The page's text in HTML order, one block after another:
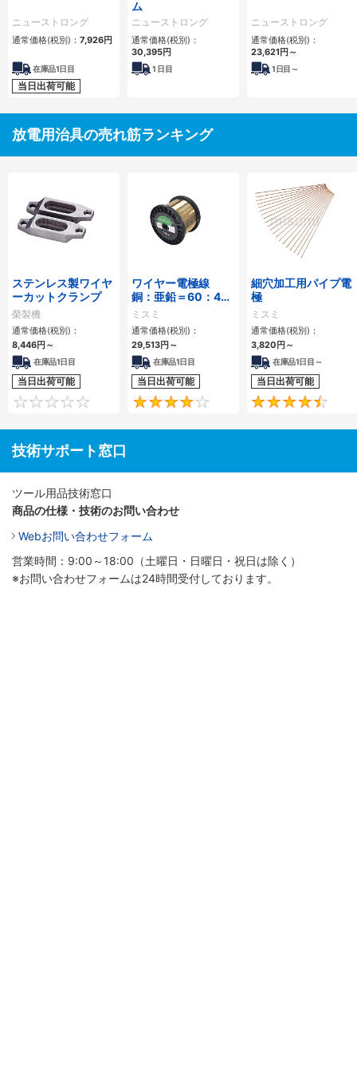
ニューストロング
通常価格(税別)： 7,926円
在庫品1日目
当日出荷可能
ム
ニューストロング
通常価格(税別)：
30,395円
1 日目
ニューストロング
通常価格(税別)：
23,621円 ～
1 日目～
放電用治具の売れ筋ランキング
ステンレス製ワイヤ
ーカットクランプ
榮製機
通常価格(税別)：
8,446円 ～
在庫品1日目
当日出荷可能
0
ワイヤー電極線
銅：亜鉛＝60：40
タイプ
ミスミ
通常価格(税別)：
29,513円 ～
在庫品1日目
当日出荷可能
4.3
細穴加工用パイプ電
極
ミスミ
通常価格(税別)：
3,820円 ～
在庫品1日目～
当日出荷可能
技術サポート窓口
ツール用品技術窓口
商品の仕様・技術のお問い合わせ
Webお問い合わせフォーム
営業時間：9:00～18:00（土曜日・日曜日・祝日は除く）
※お問い合わせフォームは24時間受付しております。